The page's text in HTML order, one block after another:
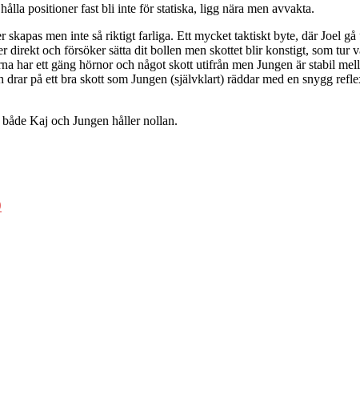
positioner fast bli inte för statiska, ligg nära men avvakta.
skapas men inte så riktigt farliga. Ett mycket taktiskt byte, där Joel
direkt och försöker sätta dit bollen men skottet blir konstigt, som
har ett gäng hörnor och något skott utifrån men Jungen är stabil
på ett bra skott som Jungen (självklart) räddar med en snygg
Kaj och Jungen håller nollan.